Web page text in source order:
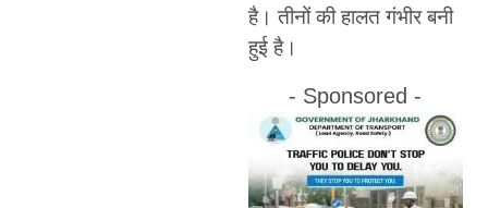
है। तीनों की हालत गंभीर बनी
हुई है।
- Sponsored -